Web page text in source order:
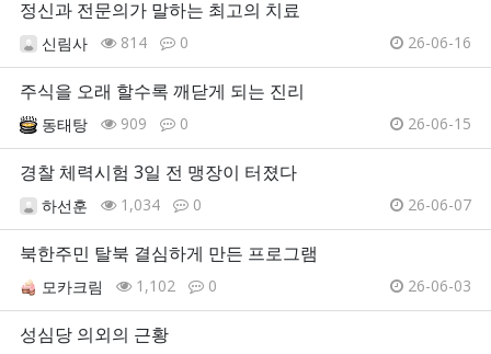
정신과 전문의가 말하는 최고의 치료
신림사 814 0 26-06-16
주식을 오래 할수록 깨닫게 되는 진리
동태탕 909 0 26-06-15
경찰 체력시험 3일 전 맹장이 터졌다
하선훈 1,034 0 26-06-07
북한주민 탈북 결심하게 만든 프로그램
모카크림 1,102 0 26-06-03
성심당 의외의 근황